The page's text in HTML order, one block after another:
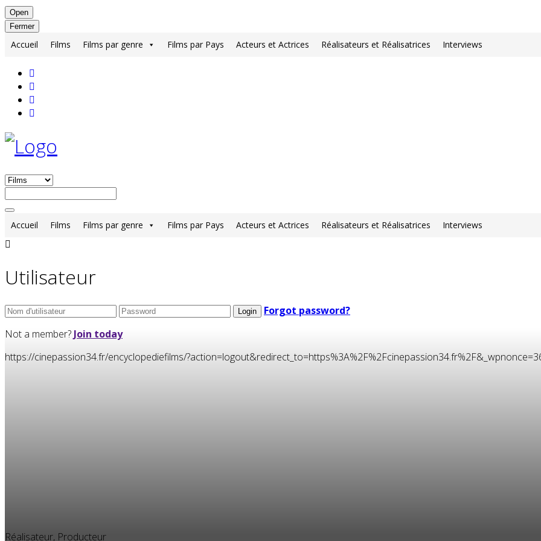
Open
Fermer
Accueil Films Films par genre Films par Pays Acteurs et Actrices Réalisateurs et Réalisatrices Interviews
Accueil Films Films par genre Films par Pays Acteurs et Actrices Réalisateurs et Réalisatrices Interviews
Utilisateur
Forgot password?
Not a member? Join today
https://cinepassion34.fr/encyclopediefilms/
Réalisateur, Producteur